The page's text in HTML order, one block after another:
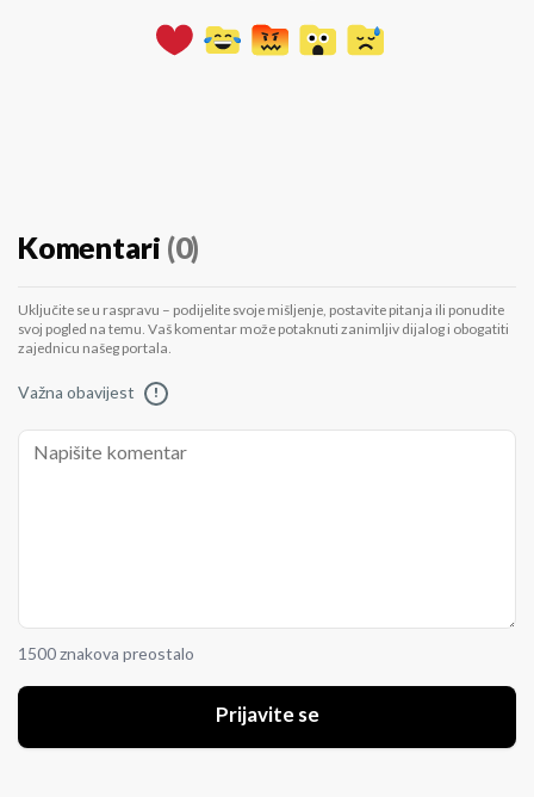
Komentari (0)
Uključite se u raspravu – podijelite svoje mišljenje, postavite pitanja ili ponudite
svoj pogled na temu. Vaš komentar može potaknuti zanimljiv dijalog i obogatiti
zajednicu našeg portala.
Važna obavijest !
1500 znakova preostalo
Prijavite se